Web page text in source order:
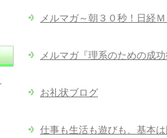
メルマガ～朝３０秒！日経
メルマガ『理系のための成功
お礼状ブログ
仕事も生活も遊びも、基本は